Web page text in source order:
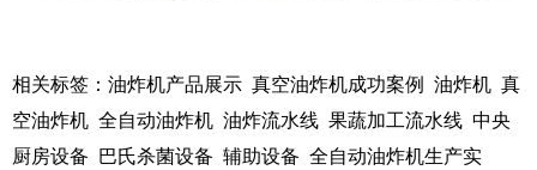
相关标签： 油炸机产品展示 真空油炸机成功案例 油炸机 真
空油炸机 全自动油炸机 油炸流水线 果蔬加工流水线 中央
厨房设备
巴氏杀菌设备 辅助设备 全自动油炸机生产实